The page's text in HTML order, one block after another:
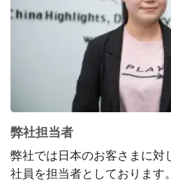
弊社担当者
弊社では日本のお客さまに対
社員を担当者としております